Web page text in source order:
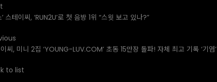
’ 스테이씨, ‘RUN2U’로 첫 음방 1위 “스윗 보고 있나?”
씨, 미니 2집 ‘YOUNG-LUV.COM’ 초동 15만장 돌파! 자체 최고 기록 ‘기염’
to list